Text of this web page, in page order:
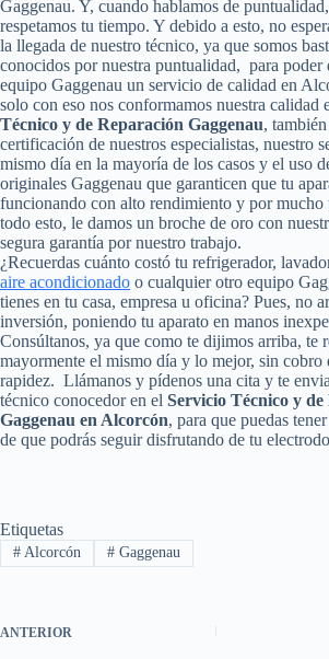
Gaggenau. Y, cuando hablamos de
respetamos tu tiempo. Y debido a esto, no
la llegada de nuestro técnico, ya que somos
conocidos por nuestra puntualidad, para poder
equipo Gaggenau un servicio de calidad en
solo con eso nos conformamos nuestra calidad
Técnico y de Reparación Gaggenau,
certificación de nuestros especialistas, nuestro
mismo día en la mayoría de los casos y el uso
originales Gaggenau que garanticen que tu
funcionando con alto rendimiento y por
todo esto, le damos un broche de oro con
segura garantía por nuestro trabajo.
¿Recuerdas cuánto costó tu refrigerador,
aire acondicionado o cualquier otro equipo
tienes en tu casa, empresa u oficina? Pues, no
inversión, poniendo tu aparato en manos
Consúltanos, ya que como te dijimos arriba, te
mayormente el mismo día y lo mejor, sin cobro
rapidez. Llámanos y pídenos una cita y te
técnico conocedor en el Servicio Técnico y de
Gaggenau en Alcorcón, para que puedas
de que podrás seguir disfrutando de tu
Etiquetas
#Alcorcón #Gaggenau
ANTERIOR